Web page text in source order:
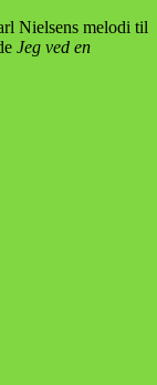
Nielsens melodi til
Jeg ved en